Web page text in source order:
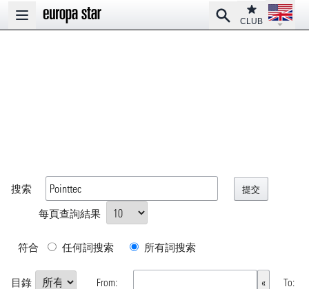
Open main menu
SearchClub
CLUB
Open
搜索
每頁查詢結果
符合 任何詞搜索 所有詞搜索
目錄 From: To: